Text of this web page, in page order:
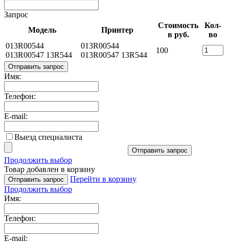
Запрос
Модель
Принтер
Стоимость
в руб.
Кол-
во
013R00544
013R00547 13R544
013R00544
013R00547 13R544
100
Отправить запрос
Имя:
Телефон:
E-mail:
Выезд специалиста
Отправить запрос
Продолжить выбор
Товар добавлен в корзину
Отправить запрос
Перейти в корзину
Продолжить выбор
Имя:
Телефон:
E-mail: